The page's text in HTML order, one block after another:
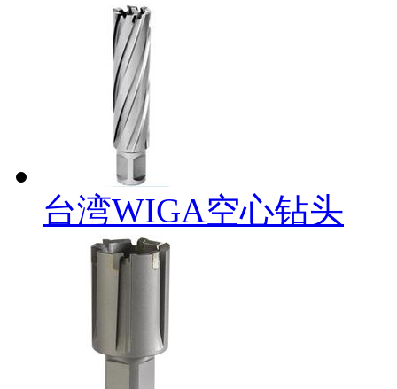
台湾WIGA空心钻头